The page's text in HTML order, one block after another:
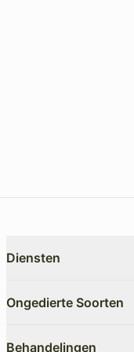
Diensten
Detectie &
Ongedierte Soorten
Behandelingen